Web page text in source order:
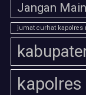
Jangan
jumat curhat kapolres